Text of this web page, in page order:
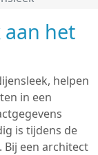
het
helpen
in een
is tijdens de
een architect